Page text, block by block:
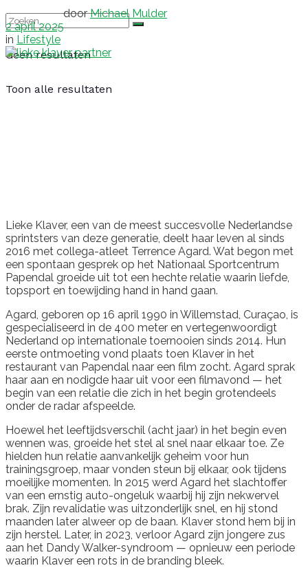
Geen resultaten
Toon alle resultaten
door Michael Mulder
2 april 2025
in Lifestyle
Lieke Klaver, een van de meest succesvolle Nederlandse
sprintsters van deze generatie, deelt haar leven al sinds
2016 met collega-atleet Terrence Agard. Wat begon met
een spontaan gesprek op het Nationaal Sportcentrum
Papendal groeide uit tot een hechte relatie waarin liefde,
topsport en toewijding hand in hand gaan.
Agard, geboren op 16 april 1990 in Willemstad, Curaçao, is
gespecialiseerd in de 400 meter en vertegenwoordigt
Nederland op internationale toernooien sinds 2014. Hun
eerste ontmoeting vond plaats toen Klaver in het
restaurant van Papendal naar een film zocht. Agard sprak
haar aan en nodigde haar uit voor een filmavond — het
begin van een relatie die zich in het begin grotendeels
onder de radar afspeelde.
Hoewel het leeftijdsverschil (acht jaar) in het begin even
wennen was, groeide het stel al snel naar elkaar toe. Ze
hielden hun relatie aanvankelijk geheim voor hun
trainingsgroep, maar vonden steun bij elkaar, ook tijdens
moeilijke momenten. In 2015 werd Agard het slachtoffer
van een ernstig auto-ongeluk waarbij hij zijn nekwervel
brak. Zijn revalidatie was uitzonderlijk snel, en hij stond
maanden later alweer op de baan. Klaver stond hem bij in
zijn herstel. Later, in 2023, verloor Agard zijn jongere zus
aan het Dandy Walker-syndroom — opnieuw een periode
waarin Klaver een rots in de branding bleek.